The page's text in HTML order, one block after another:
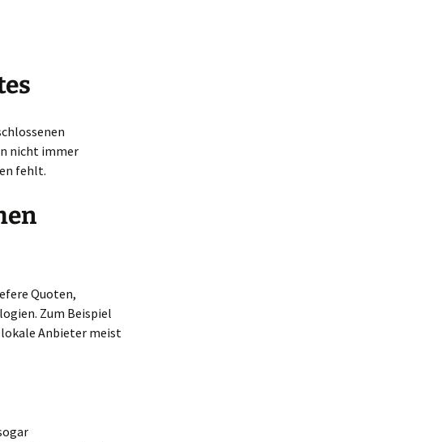
nicht immer
fehlt.
Quoten,
Zum Beispiel
lokale Anbieter meist